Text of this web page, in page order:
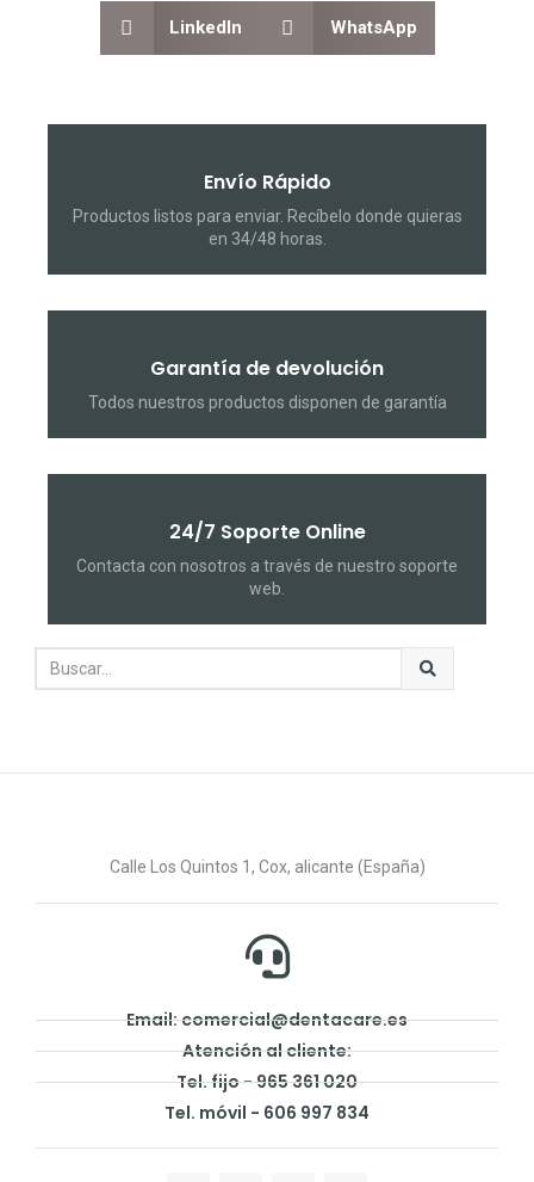
LinkedIn WhatsApp
Envío Rápido
Productos listos para enviar. Recíbelo donde quieras
en 34/48 horas.
Garantía de devolución
Todos nuestros productos disponen de garantía
24/7 Soporte Online
Contacta con nosotros a través de nuestro soporte
web.
Calle Los Quintos 1, Cox, alicante (España)
Email: comercial@dentacare.es
Atención al cliente:
Tel. fijo - 965 361 020
Tel. móvil - 606 997 834